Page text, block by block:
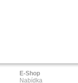
E-Shop
Nabídka